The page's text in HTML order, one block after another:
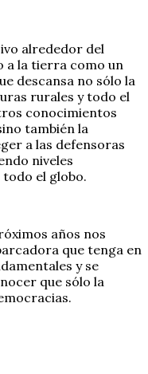
alrededor del
a la tierra como un
descansa no sólo la
rurales y todo el
conocimientos
también la
a las defensoras
niveles
el globo.
años nos
que tenga en
y se
que sólo la